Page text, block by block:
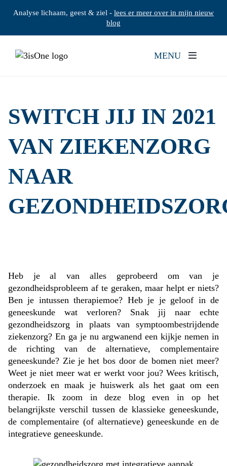
Analyse lichaam, geest & ziel - lees er meer over in mijn nieuw
blog
MENU
SWITCH JIJ IN 2021
VAN ZIEKENZORG
NAAR
Heb je al van alles geprobeerd om van je
gezondheidsprobleem af te geraken, maar helpt er niets?
Ben je intussen therapiemoe? Heb je je geloof in de
geneeskunde wat verloren? Snak jij naar echte
gezondheidszorg in plaats van symptoombestrijdende
ziekenzorg? En ga je nu argwanend een kijkje nemen in
de richting van de alternatieve, complementaire
geneeskunde? Zie je het bos door de bomen niet meer?
Weet je niet meer wat er werkt voor jou? Wees kritisch,
onderzoek en maak je huiswerk als het gaat om een
therapie. Ik zoom in deze blog even in op het
belangrijkste verschil tussen de klassieke geneeskunde,
de complementaire (of alternatieve) geneeskunde en de
integratieve geneeskunde.